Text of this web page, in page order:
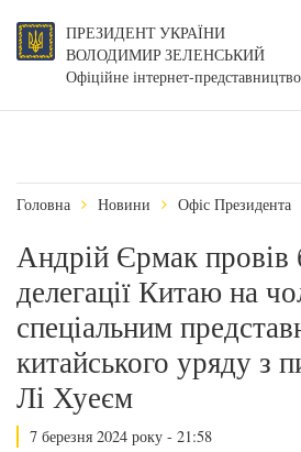
ПРЕЗИДЕНТ УКРАЇНИ
ВОЛОДИМИР ЗЕЛЕНСЬКИЙ
Офіційне інтернет-представництво
Головна Новини Офіс Президента
Андрій Єрмак провів
делегації Китаю на
спеціальним
китайського уряду з
Лі Хуеєм
7 березня 2024 року - 21:58